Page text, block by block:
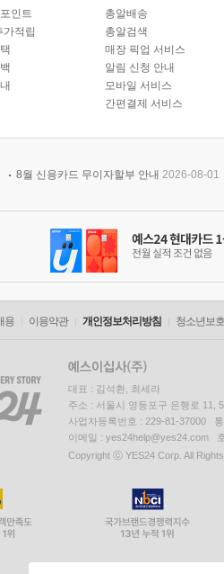
인트
가적립
총알배송
총알검색
매장 픽업 서비스
알림 신청 안내
모바일 서비스
간편결제 서비스
8월 신용카드 무이자할부 안내 2026-08-01
용 이용약관 개인정보처리방침 청소년보
대표 : 김석환, 최세라
주소 : 서울시 영등포구 은행로 11,
사업자등록번호 : 229-81-37000
이메일 : yes24help@yes24.com
Copyright ⓒ YES24 Corp. All